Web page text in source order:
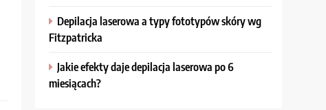
Depilacja laserowa a typy fototypów skóry wg
Fitzpatricka
Jakie efekty daje depilacja laserowa po 6
miesiącach?